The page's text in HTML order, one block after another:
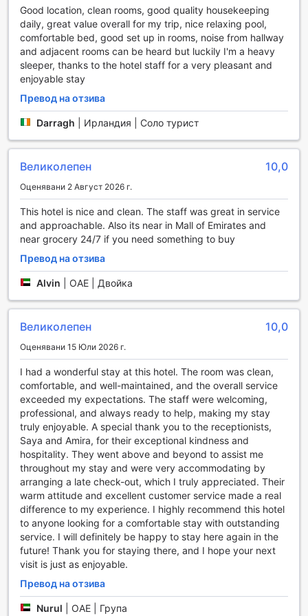
обграден от уютни шезлонги и предлага спокойна
атмосфера, където можете да се насладите на
освежаващи напитки от басейна.
Фитнес центърът е на разположение 24 часа в
денонощието и е напълно безплатен за всички гости.
Съоръженията включват модерни уреди за тренировки,
които са подходящи за всякакъв тип фитнес ниво.
Освен това, хотелът предлага уникални възможности
за конна езда, позволявайки на любителите на
околностите на Дубай. Независимо дали търсите
интензивна тренировка или просто искате да се
идеалното място за вас.
Удобства в Courtyard Al Barsha, Дубай
Courtyard Al Barsha в Дубай предлага изключителни
удобства, които осигуряват комфорт и удобство на
своите гости. С 24-часова рум-сервис услуга, можете
да се насладите на любимите си ястия по всяко време
на деня или нощта, без да напускате стаята си.
чистене и услуги за бързо настаняване и напускане,
което прави престоя ви още по-удобен. Безплатният Wi-
Fi в стаите и обществените зони ви позволява да
останете свързани с близките си или да се
информирате за местните атракции.
За вашата сигурност, хотелът предлага сейфове за
съхранение на ценности, а консерж услугата е на
разположение, за да ви помогне с всякакви запитвания
и резервации. За удобство на гостите, има и склад за
багаж, автомат за напитки и малък магазин, където
можете да намерите всичко необходимо. С
ежедневното почистване на стаите, можете да се
насладите на чиста и приветлива обстановка през
целия си престой. Courtyard Al Barsha е идеалният
избор за тези, които търсят комфорт и удобство в
сърцето на Дубай.
Транспортни удобства в Courtyard Al Barsha, Дубай
В Courtyard Al Barsha, Дубай, транспортните удобства
са проектирани да осигурят максимално удобство и
Good location, clean rooms, good quality housekeeping
daily, great value overall for my trip, nice relaxing pool,
comfortable bed, good set up in rooms, noise from hallway
and adjacent rooms can be heard but luckily I'm a heavy
sleeper, thanks to the hotel staff for a very pleasant and
enjoyable stay
Превод на отзива
Darragh Ирландия | Соло турист
Великолепен 10,0
Оценявани 2 Август 2026 г.
This hotel is nice and clean. The staff was great in service
and approachable. Also its near in Mall of Emirates and
near grocery 24/7 if you need something to buy
Превод на отзива
Alvin ОАЕ | Двойка
Великолепен 10,0
Оценявани 15 Юли 2026 г.
I had a wonderful stay at this hotel. The room was clean,
comfortable, and well-maintained, and the overall service
exceeded my expectations. The staff were welcoming,
professional, and always ready to help, making my stay
truly enjoyable. A special thank you to the receptionists,
Saya and Amira, for their exceptional kindness and
hospitality. They went above and beyond to assist me
throughout my stay and were very accommodating by
arranging a late check-out, which I truly appreciated. Their
warm attitude and excellent customer service made a real
difference to my experience. I highly recommend this hotel
to anyone looking for a comfortable stay with outstanding
service. I will definitely be happy to stay here again in the
future! Thank you for staying there, and I hope your next
visit is just as enjoyable.
Превод на отзива
Nurul ОАЕ | Група